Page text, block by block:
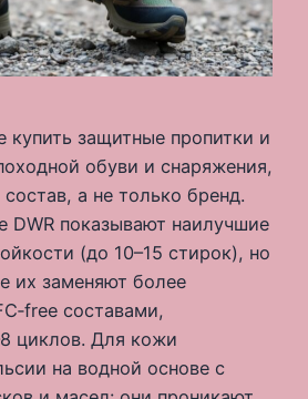
купить защитные пропитки и
обуви и снаряжения,
а не только бренд.
показывают наилучшие
(до 10–15 стирок), но
их заменяют более
составами,
циклов. Для кожи
на водной основе с